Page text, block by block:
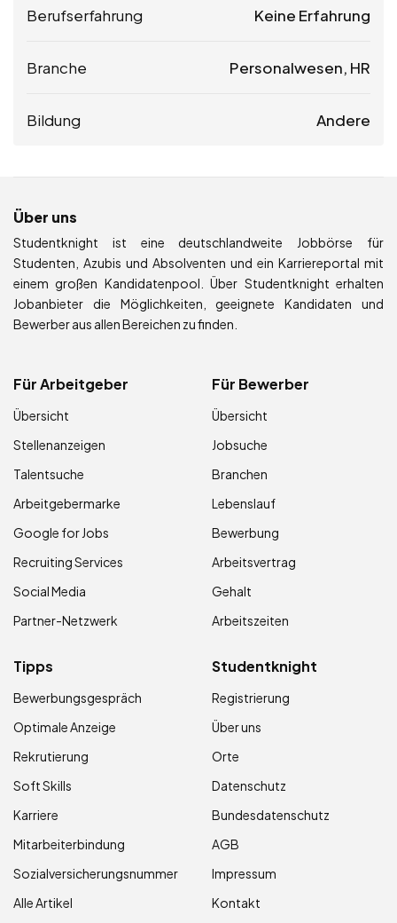
Berufserfahrung Keine Erfahrung
Branche Personalwesen, HR
Bildung Andere
Über uns
Studentknight ist eine deutschlandweite Jobbörse für
Studenten, Azubis und Absolventen und ein Karriereportal mit
einem großen Kandidatenpool. Über Studentknight erhalten
Jobanbieter die Möglichkeiten, geeignete Kandidaten und
Bewerber aus allen Bereichen zu finden.
Für Arbeitgeber
Übersicht
Stellenanzeigen
Talentsuche
Arbeitgebermarke
Google for Jobs
Recruiting Services
Social Media
Partner-Netzwerk
Für Bewerber
Übersicht
Jobsuche
Branchen
Lebenslauf
Bewerbung
Arbeitsvertrag
Gehalt
Arbeitszeiten
Tipps
Bewerbungsgespräch
Optimale Anzeige
Rekrutierung
Soft Skills
Karriere
Mitarbeiterbindung
Sozialversicherungsnummer
Alle Artikel
Studentknight
Registrierung
Über uns
Orte
Datenschutz
Bundesdatenschutz
AGB
Impressum
Kontakt